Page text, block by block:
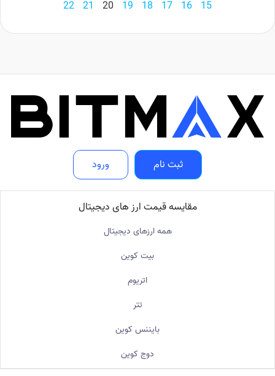
15
16
17
18
19
20
21
22
ثبت نام ورود
مقایسه قیمت ارز های دیجیتال
همه ارزهای دیجیتال
بیت کوین
اتریوم
تتر
بایننس کوین
دوج کوین